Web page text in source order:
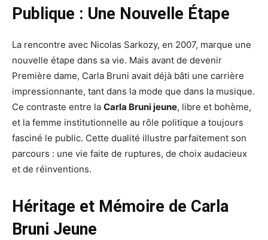
Publique : Une Nouvelle Étape
La rencontre avec Nicolas Sarkozy, en 2007, marque une
nouvelle étape dans sa vie. Mais avant de devenir
Première dame, Carla Bruni avait déjà bâti une carrière
impressionnante, tant dans la mode que dans la musique.
Ce contraste entre la Carla Bruni jeune, libre et bohème,
et la femme institutionnelle au rôle politique a toujours
fasciné le public. Cette dualité illustre parfaitement son
parcours : une vie faite de ruptures, de choix audacieux
et de réinventions.
Héritage et Mémoire de Carla
Bruni Jeune